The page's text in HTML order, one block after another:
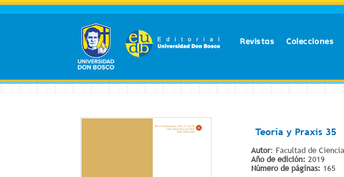
Revistas Colecciones
Teoría y Praxis 35
Autor: Facultad de
Año de edición: 2019
Número de páginas: 165